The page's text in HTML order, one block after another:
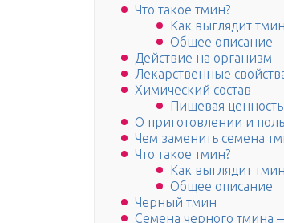
Что такое тмин?
Как выглядит
Общее описание
Действие на организм
Лекарственные
Химический состав
Пищевая
О приготовлении и
Чем заменить семена
Что такое тмин?
Как выглядит
Общее описание
Черный тмин
Семена черного тмина